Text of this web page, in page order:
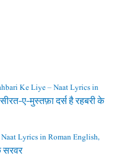
Ke Liye – Naat Lyrics in
ए-मुस्तफ़ा दर्स है रहबरी के
Lyrics in Roman English,
सरवर